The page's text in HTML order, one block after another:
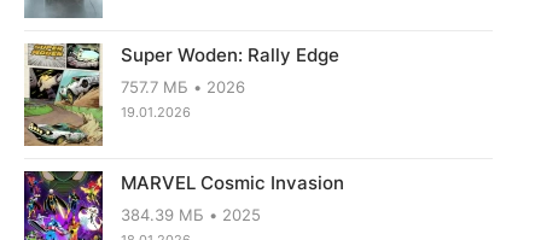
Super Woden: Rally Edge
757.7 МБ 2026
19.01.2026
MARVEL Cosmic Invasion
384.39 МБ 2025